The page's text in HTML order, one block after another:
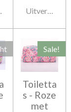
Uitverkocht
Sale!
Toiletta
s - Roze
met